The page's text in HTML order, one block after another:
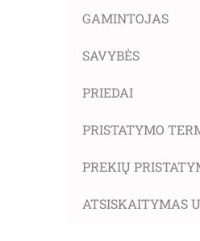
GAMINTOJAS
SAVYBĖS
PRIEDAI
PRISTATYMO
PREKIŲ
ATSISKAITYMAS